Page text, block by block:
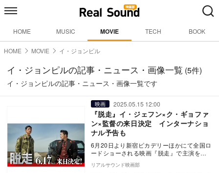
HOME MUSIC MOVIE TECH BOOK
HOME MOVIE イ・ジョンピル
イ・ジョンピルの記事・ニュース・画像一覧 (5件)
イ・ジョンピルの記事・ニュース・画像一覧です
映画 2025.05.15 12:00
『脱走』イ・ジェフン×ク・ギョファ
ン×監督の来日決定 インターナショ
ナル予告も
6月20日より新宿ピカデリーほかにて全国ロ
ードショーされる映画『脱走』で主演を務
めるイ・ジェフン、共演のク・ギョファ
ン、監督のイ…
リアルサウンド映画部